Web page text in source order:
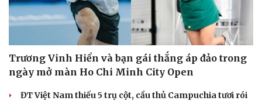
Cây thuốc
Sản phụ khoa
Nam khoa
Làm đẹp - giảm cân
Phòng mạch online
Ăn sạch sống khỏe
Tình yêu - Gia đình
Trương Vinh Hiển và bạn gái thắng áp đảo trong
ngày mở màn Ho Chi Minh City Open
ĐT Việt Nam thiếu 5 trụ cột, cầu thủ Campuchia tươi rói